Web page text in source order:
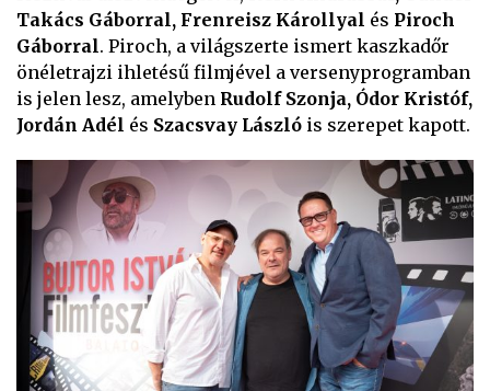
Takács Gáborral, Frenreisz Károllyal és Piroch
Gáborral. Piroch, a világszerte ismert kaszkadőr
önéletrajzi ihletésű filmjével a versenyprogramban
is jelen lesz, amelyben Rudolf Szonja, Ódor Kristóf,
Jordán Adél és Szacsvay László is szerepet kapott.